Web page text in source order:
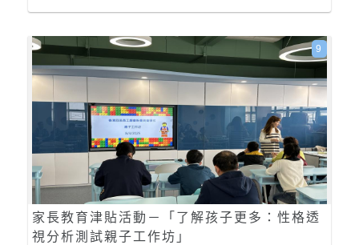
家長教育津貼活動－「了解孩子更多：性格透
視分析測試親子工作坊」
9